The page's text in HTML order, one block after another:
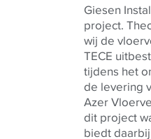
Giesen
project.
wij de
TECE
tijdens het
de levering
Azer
dit project
biedt